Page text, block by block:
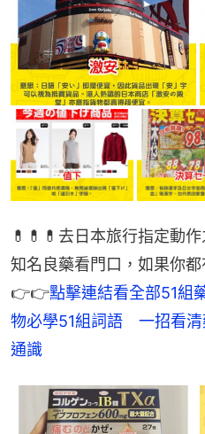
💊💊💊去日本旅行指定動
知名良藥看門口，如果你
👉👉點擊連結看全部51組
物必學51組詞語　一招看
通識